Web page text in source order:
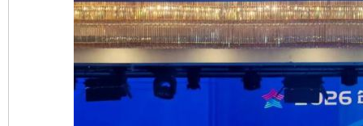
完善运行机制助力责任有效落实 一纸欠